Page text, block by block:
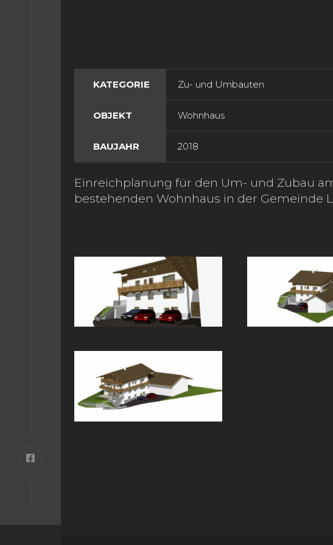
KATEGORIE Zu- und Umbauten
OBJEKT Wohnhaus
BAUJAHR 2018
Einreichplanung für den Um- und Zubau
bestehenden Wohnhaus in der Gemeinde